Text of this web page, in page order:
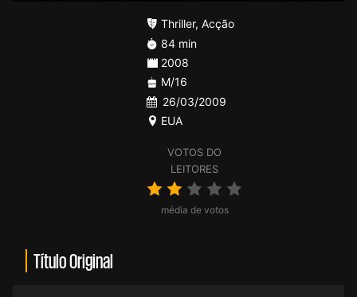
VOTOS DO
LEITORES
média de votos
Thriller, Acção
84 min
2008
M/16
26/03/2009
EUA
Título Original